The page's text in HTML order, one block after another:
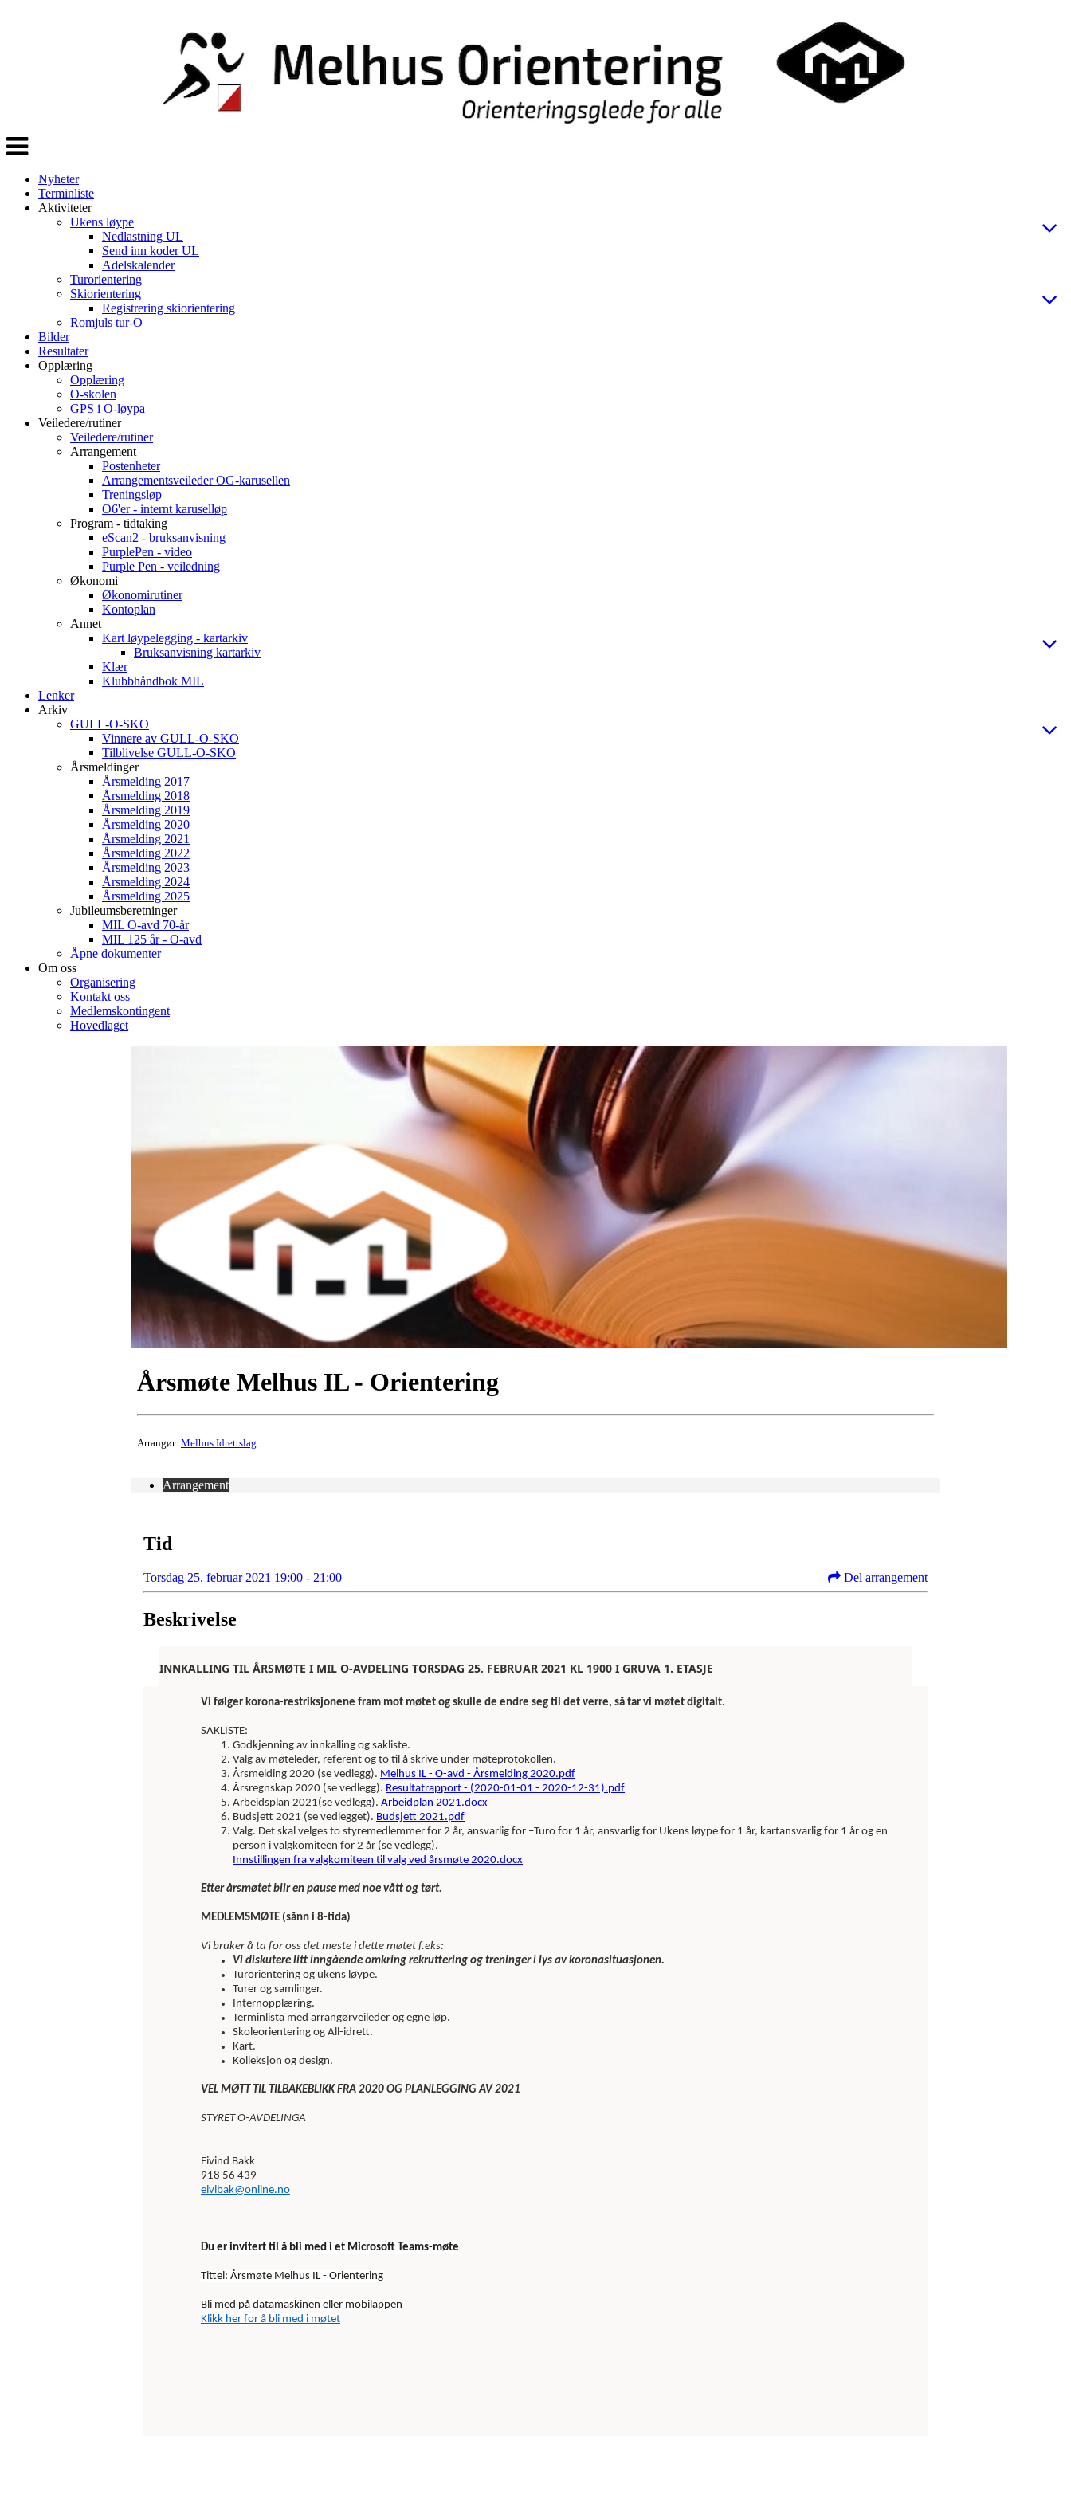
Veksle
navigasjon
Nyheter
Terminliste
Aktiviteter
Ukens løype
Nedlastning UL
Send inn koder UL
Adelskalender
Turorientering
Skiorientering
Registrering skiorientering
Romjuls tur-O
Bilder
Resultater
Opplæring
Opplæring
O-skolen
GPS i O-løypa
Veiledere/rutiner
Veiledere/rutiner
Arrangement
Postenheter
Arrangementsveileder OG-karusellen
Treningsløp
O6'er - internt karuselløp
Program - tidtaking
eScan2 - bruksanvisning
PurplePen - video
Purple Pen - veiledning
Økonomi
Økonomirutiner
Kontoplan
Annet
Kart løypelegging - kartarkiv
Bruksanvisning kartarkiv
Klær
Klubbhåndbok MIL
Lenker
Arkiv
GULL-O-SKO
Vinnere av GULL-O-SKO
Tilblivelse GULL-O-SKO
Årsmeldinger
Årsmelding 2017
Årsmelding 2018
Årsmelding 2019
Årsmelding 2020
Årsmelding 2021
Årsmelding 2022
Årsmelding 2023
Årsmelding 2024
Årsmelding 2025
Jubileumsberetninger
MIL O-avd 70-år
MIL 125 år - O-avd
Åpne dokumenter
Om oss
Organisering
Kontakt oss
Medlemskontingent
Hovedlaget
Årsmøte Melhus IL - Orientering
Arrangør: Melhus Idrettslag
Arrangement
Tid
Torsdag 25. februar 2021 19:00 - 21:00 Del arrangement
Beskrivelse
INNKALLING TIL ÅRSMØTE I MIL O-AVDELING TORSDAG 25. FEBRUAR 2021 KL 1900 I GRUVA 1. ETASJE
Vi følger korona-restriksjonene fram mot møtet og skulle de endre seg til det verre, så tar vi møtet digitalt.
SAKLISTE:
Godkjenning av innkalling og sakliste.
Valg av møteleder, referent og to til å skrive under møteprotokollen.
Årsmelding 2020 (se vedlegg). Melhus IL - O-avd - Årsmelding 2020.pdf
Årsregnskap 2020 (se vedlegg). Resultatrapport - (2020-01-01 - 2020-12-31).pdf
Arbeidsplan 2021(se vedlegg). Arbeidplan 2021.docx
Budsjett 2021 (se vedlegget). Budsjett 2021.pdf
Valg. Det skal velges to styremedlemmer for 2 år, ansvarlig for –Turo for 1 år, ansvarlig for Ukens løype for 1 år, kartansvarlig for 1 år og en
person i valgkomiteen for 2 år (se vedlegg).
Innstillingen fra valgkomiteen til valg ved årsmøte 2020.docx
Etter årsmøtet blir en pause med noe vått og tørt.
MEDLEMSMØTE (sånn i 8-tida)
Vi bruker å ta for oss det meste i dette møtet f.eks:
Vi diskutere litt inngående omkring rekruttering og treninger i lys av koronasituasjonen.
Turorientering og ukens løype.
Turer og samlinger.
Internopplæring.
Terminlista med arrangørveileder og egne løp.
Skoleorientering og All-idrett.
Kart.
Kolleksjon og design.
VEL MØTT TIL TILBAKEBLIKK FRA 2020 OG PLANLEGGING AV 2021
STYRET O-AVDELINGA
Eivind Bakk
918 56 439
eivibak@online.no
Du er invitert til å bli med i et Microsoft Teams-møte
Tittel: Årsmøte Melhus IL - Orientering
Bli med på datamaskinen eller mobilappen
Klikk her for å bli med i møtet